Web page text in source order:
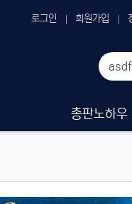
로그인 회원가입
총판노하우